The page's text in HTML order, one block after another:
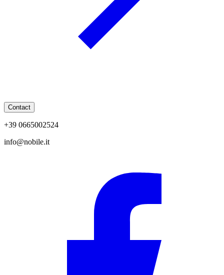
Contact
+39 0665002524
info@nobile.it